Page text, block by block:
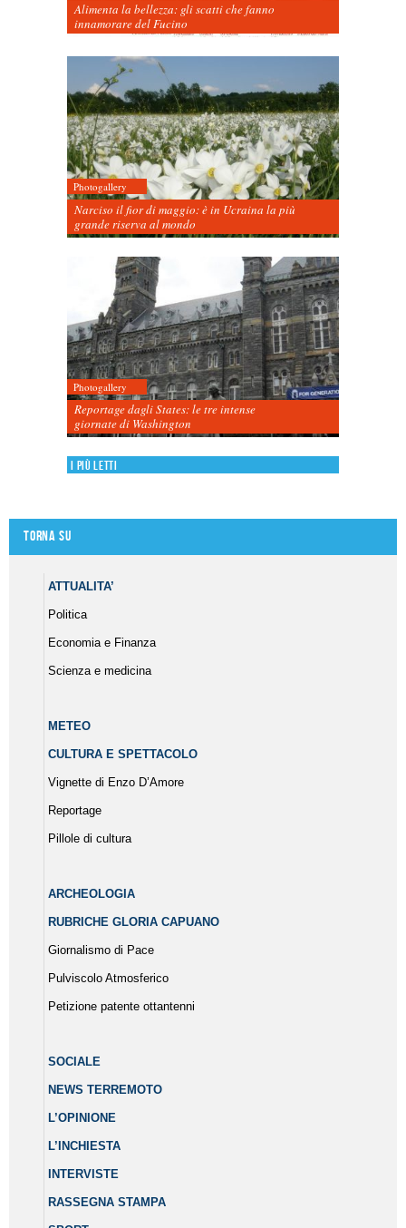
Alimenta la bellezza: gli scatti che fanno
innamorare del Fucino
Photogallery
Narciso il fior di maggio: è in Ucraina la più
grande riserva al mondo
Photogallery
Reportage dagli States: le tre intense
giornate di Washington
I più letti
Torna su
ATTUALITA’
Politica
Economia e Finanza
Scienza e medicina
METEO
CULTURA E SPETTACOLO
Vignette di Enzo D’Amore
Reportage
Pillole di cultura
ARCHEOLOGIA
RUBRICHE GLORIA CAPUANO
Giornalismo di Pace
Pulviscolo Atmosferico
Petizione patente ottantenni
SOCIALE
NEWS TERREMOTO
L’OPINIONE
L’INCHIESTA
INTERVISTE
RASSEGNA STAMPA